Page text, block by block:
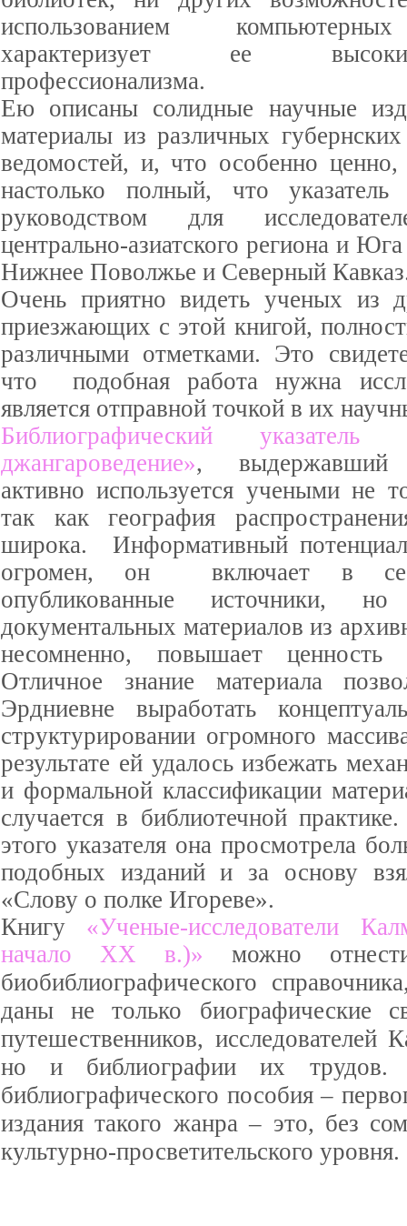
использованием
характеризует ее
профессионализма.
Ею описаны солидные научные
материалы из различных
ведомостей, и, что особенно ценно,
настолько полный, что
руководством для
центрально-азиатского региона и
Нижнее Поволжье и Северный
Очень приятно видеть ученых из
приезжающих с этой книгой,
различными отметками. Это
что подобная работа нужна
является отправной точкой в их
Библиографический
джангароведение», выдержавший
активно используется учеными не
так как география
широка. Информативный
огромен, он включает в
опубликованные источники,
документальных материалов из
несомненно, повышает ценность
Отличное знание материала
Эрдниевне выработать
структурировании огромного
результате ей удалось избежать
и формальной классификации
случается в библиотечной
этого указателя она просмотрела
подобных изданий и за основу
«Слову о полке Игореве».
Книгу «Ученые-исследователи
начало ХХ в.)»
можно
биобиблиографического
даны не только биографические
путешественников, исследователей
но и библиографии их
библиографического пособия –
издания такого жанра – это, без
культурно-просветительского уровня.